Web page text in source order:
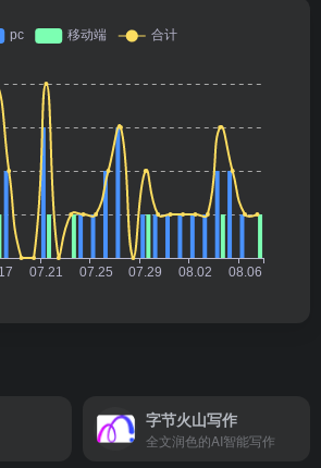
字节火山写作
全文润色的AI智能写作